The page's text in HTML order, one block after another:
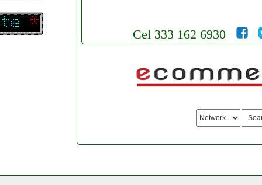
Cel 333 162 6930